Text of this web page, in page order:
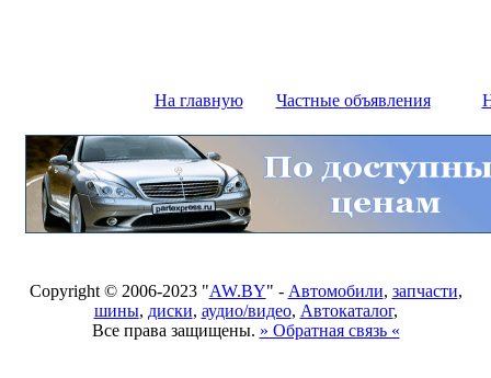
На главную Частные объявления
Copyright © 2006-2023 "AW.BY" - Автомобили, запчасти,
шины, диски, аудио/видео, Автокаталог,
Все права защищены. » Обратная связь «